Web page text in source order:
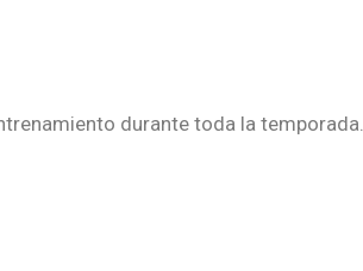
durante toda la temporada.